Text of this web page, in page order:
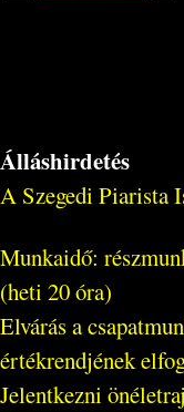
Álláshirdetés
A Szegedi Piarista
Munkaidő:
(heti 20 óra)
Elvárás a
értékrendjének
Jelentkezni